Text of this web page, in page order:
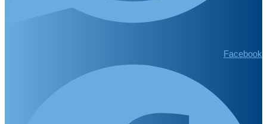
Facebook